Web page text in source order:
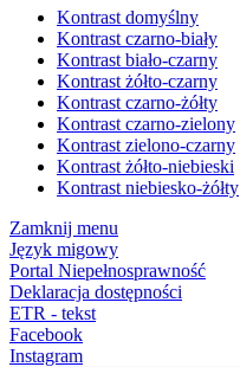
Kontrast domyślny
Kontrast czarno-biały
Kontrast biało-czarny
Kontrast żółto-czarny
Kontrast czarno-żółty
Kontrast czarno-zielony
Kontrast zielono-czarny
Kontrast żółto-niebieski
Kontrast niebiesko-żółty
Zamknij menu
Język migowy
Portal Niepełnosprawność
Deklaracja dostępności
ETR - tekst
Facebook
Instagram